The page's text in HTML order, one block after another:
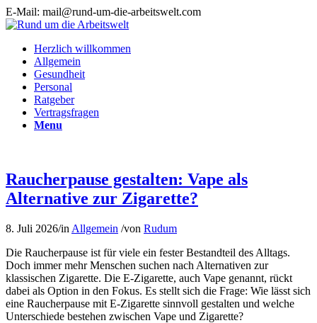
E-Mail: mail@rund-um-die-arbeitswelt.com
Herzlich willkommen
Allgemein
Gesundheit
Personal
Ratgeber
Vertragsfragen
Menu
Raucherpause gestalten: Vape als
Alternative zur Zigarette?
8. Juli 2026/in Allgemein /von Rudum
Die Raucherpause ist für viele ein fester Bestandteil des Alltags.
Doch immer mehr Menschen suchen nach Alternativen zur
klassischen Zigarette. Die E-Zigarette, auch Vape genannt, rückt
dabei als Option in den Fokus. Es stellt sich die Frage: Wie lässt sich
eine Raucherpause mit E-Zigarette sinnvoll gestalten und welche
Unterschiede bestehen zwischen Vape und Zigarette?